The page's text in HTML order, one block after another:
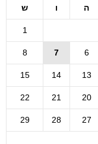
ה ו ש
1
6
7
8
13
14
15
20
21
22
27
28
29